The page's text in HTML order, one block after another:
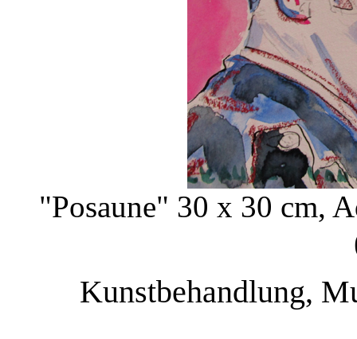
"Posaune" 30 x 30 cm,
Kunstbehandlung,